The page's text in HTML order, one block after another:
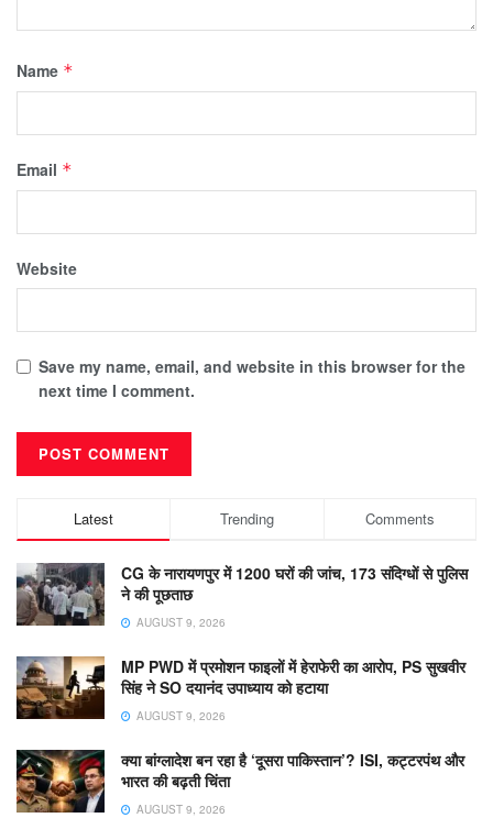
Name *
Email *
Website
Save my name, email, and website in this browser for the
next time I comment.
Latest Trending Comments
CG के नारायणपुर में 1200 घरों की जांच, 173 संदिग्धों से पुलिस
ने की पूछताछ
AUGUST 9, 2026
MP PWD में प्रमोशन फाइलों में हेराफेरी का आरोप, PS सुखवीर
सिंह ने SO दयानंद उपाध्याय को हटाया
AUGUST 9, 2026
क्या बांग्लादेश बन रहा है ‘दूसरा पाकिस्तान’? ISI, कट्टरपंथ और
भारत की बढ़ती चिंता
AUGUST 9, 2026